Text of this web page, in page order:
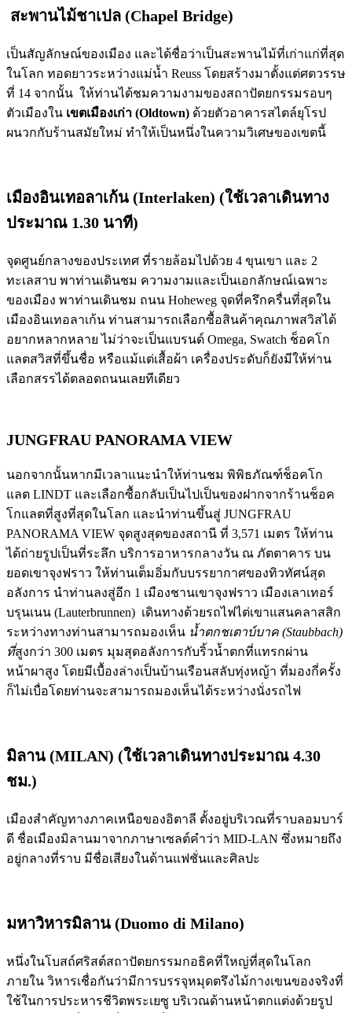
สะพานไม้ชาเปล (Chapel Bridge)
เป็นสัญลักษณ์ของเมือง และได้ชื่อว่าเป็นสะพานไม้ที่เก่าแก่ที่สุด
ในโลก ทอดยาวระหว่างแม่น้ำ Reuss โดยสร้างมาตั้งแต่ศตวรรษ
ที่ 14 จากนั้น ให้ท่านได้ชมความงามของสถาปัตยกรรมรอบๆ
ตัวเมืองใน เขตเมืองเก่า (Oldtown) ด้วยตัวอาคารสไตล์ยุโรป
ผนวกกับร้านสมัยใหม่ ทำให้เป็นหนึ่งในความวิเศษของเขตนี้
เมืองอินเทอลาเก้น (Interlaken) (ใช้เวลาเดินทาง
ประมาณ 1.30 นาที)
จุดศูนย์กลางของประเทศ ที่รายล้อมไปด้วย 4 ขุนเขา และ 2
ทะเลสาบ พาท่านเดินชม ความงามและเป็นเอกลักษณ์เฉพาะ
ของเมือง พาท่านเดินชม ถนน Hoheweg จุดที่ครึกครื่นที่สุดใน
เมืองอินเทอลาเก้น ท่านสามารถเลือกซื้อสินค้าคุณภาพสวิสได้
อยากหลากหลาย ไม่ว่าจะเป็นแบรนด์ Omega, Swatch ช็อคโก
แลตสวิสที่ขึ้นชื่อ หรือแม้แต่เสื้อผ้า เครื่องประดับก็ยังมีให้ท่าน
เลือกสรรได้ตลอดถนนเลยทีเดียว
JUNGFRAU PANORAMA VIEW
นอกจากนั้นหากมีเวลาแนะนำให้ท่านชม พิพิธภัณฑ์ช็อคโก
แลต LINDT และเลือกซื้อกลับเป็นไปเป็นของฝากจากร้านช็อค
โกแลตที่สูงที่สุดในโลก และนำท่านขึ้นสู่ JUNGFRAU
PANORAMA VIEW จุดสูงสุดของสถานี ที่ 3,571 เมตร ให้ท่าน
ได้ถ่ายรูปเป็นที่ระลึก บริการอาหารกลางวัน ณ ภัตตาคาร บน
ยอดเขาจุงฟราว ให้ท่านเต็มอิ่มกับบรรยากาศของทิวทัศน์สุด
อลังการ นำท่านลงสู่อีก 1 เมืองชานเขาจุงฟราว เมืองเลาเทอร์
บรุนเนน (Lauterbrunnen) เดินทางด้วยรถไฟไต่เขาแสนคลาสสิก
ระหว่างทางท่านสามารถมองเห็น น้ำตกชเตาบ์บาค (Staubbach)
ที่สูงกว่า 300 เมตร มุมสุดอลังการกับริ้วน้ำตกที่แทรกผ่าน
หน้าผาสูง โดยมีเบื้องล่างเป็นบ้านเรือนสลับทุ่งหญ้า ที่มองกี่ครั้ง
ก็ไม่เบื่อโดยท่านจะสามารถมองเห็นได้ระหว่างนั่งรถไฟ
มิลาน (MILAN) (ใช้เวลาเดินทางประมาณ 4.30
ชม.)
เมืองสำคัญทางภาคเหนือของอิตาลี ตั้งอยู่บริเวณที่ราบลอมบาร์
ดี ชื่อเมืองมิลานมาจากภาษาเซลต์คำว่า MID-LAN ซึ่งหมายถึง
อยู่กลางที่ราบ มีชื่อเสียงในด้านแฟชั่นและศิลปะ
มหาวิหารมิลาน (Duomo di Milano)
หนึ่งในโบสถ์ศริสต์สถาปัตยกรรมกอธิคที่ใหญ่ที่สุดในโลก
ภายใน วิหารเชื่อกันว่ามีการบรรจุหมุดตรึงไม้กางเขนของจริงที่
ใช้ในการประหารชีวิตพระเยซู บริเวณด้านหน้าตกแต่งด้วยรูป